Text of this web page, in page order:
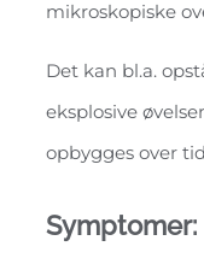
mikroskopiske
Det kan bl.a.
eksplosive
opbygges over
Symptomer: